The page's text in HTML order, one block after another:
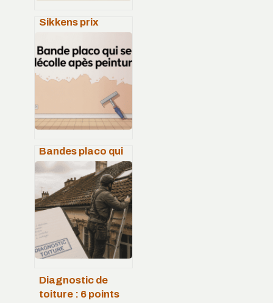
Sikkens prix
complet pour bien
comparer et
choisir
Bandes placo qui
se décolle après
peinture : causes,
solutions et
prévention
Diagnostic de
toiture : 6 points